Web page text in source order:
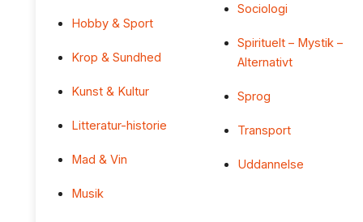
Hobby & Sport
Krop & Sundhed
Kunst & Kultur
Litteratur-historie
Mad & Vin
Musik
Sociologi
Spirituelt – Mystik –
Alternativt
Sprog
Transport
Uddannelse